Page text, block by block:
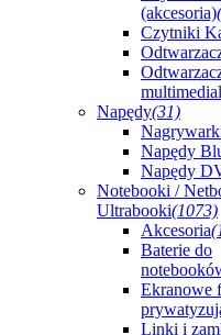
(akcesoria)
Czytniki
Napędy(31)
Napędy
Napędy
Notebooki /
Ultrabooki(1073)
Akcesoria
Baterie do
Ekranowe
Linki i